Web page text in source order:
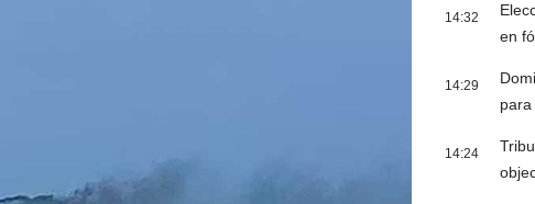
14:32
en
14:29
14:24